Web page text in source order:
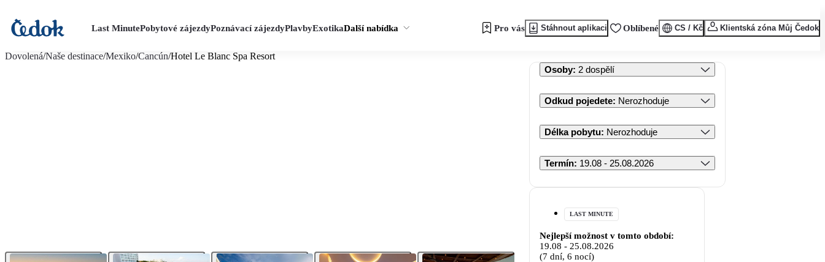
Last MinutePobytové zájezdyPoznávací zájezdyPlavbyExotikaDalší nabídka Pro vás Stáhnout aplikaci Oblíbené CS / Kč Klientská zóna Můj Čedok
Dovolená/Naše destinace/Mexiko/Cancún/Hotel Le Blanc Spa Resort
Osoby: 2 dospělí
Odkud pojedete: Nerozhoduje
Délka pobytu: Nerozhoduje
Termín: 19.08 - 25.08.2026
LAST MINUTE
Nejlepší možnost v tomto období:
19.08 - 25.08.2026
(7 dní, 6 nocí)